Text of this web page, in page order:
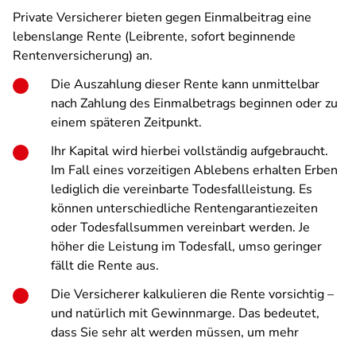
Private Versicherer bieten gegen Einmalbeitrag eine
lebenslange Rente (Leibrente, sofort beginnende
Rentenversicherung) an.
Die Auszahlung dieser Rente kann unmittelbar
nach Zahlung des Einmalbetrags beginnen oder zu
einem späteren Zeitpunkt.
Ihr Kapital wird hierbei vollständig aufgebraucht.
Im Fall eines vorzeitigen Ablebens erhalten Erben
lediglich die vereinbarte Todesfallleistung. Es
können unterschiedliche Rentengarantiezeiten
oder Todesfallsummen vereinbart werden. Je
höher die Leistung im Todesfall, umso geringer
fällt die Rente aus.
Die Versicherer kalkulieren die Rente vorsichtig –
und natürlich mit Gewinnmarge. Das bedeutet,
dass Sie sehr alt werden müssen, um mehr